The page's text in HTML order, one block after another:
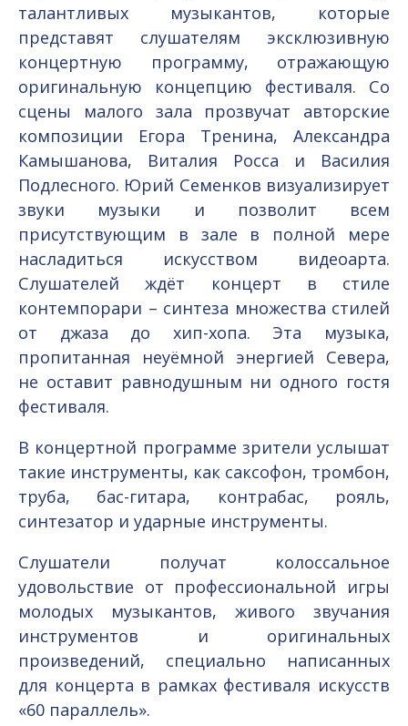
талантливых музыкантов, которые
представят слушателям эксклюзивную
концертную программу, отражающую
оригинальную концепцию фестиваля. Со
сцены малого зала прозвучат авторские
композиции Егора Тренина, Александра
Камышанова, Виталия Росса и Василия
Подлесного. Юрий Семенков визуализирует
звуки музыки и позволит всем
присутствующим в зале в полной мере
насладиться искусством видеоарта.
Слушателей ждёт концерт в стиле
контемпорари – синтеза множества стилей
от джаза до хип-хопа. Эта музыка,
пропитанная неуёмной энергией Севера,
не оставит равнодушным ни одного гостя
фестиваля.
В концертной программе зрители услышат
такие инструменты, как саксофон, тромбон,
труба, бас-гитара, контрабас, рояль,
синтезатор и ударные инструменты.
Слушатели получат колоссальное
удовольствие от профессиональной игры
молодых музыкантов, живого звучания
инструментов и оригинальных
произведений, специально написанных
для концерта в рамках фестиваля искусств
«60 параллель».